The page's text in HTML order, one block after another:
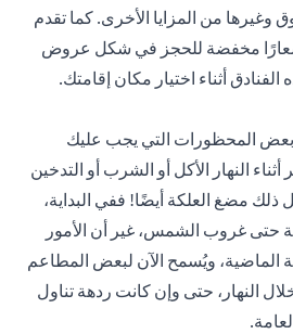
وغيرها من المزايا الأخرى. كما تقدم
أسعارًا مخفضة للحجز في شكل عروض
أثناء اختيار مكان إقامتك.
المحظورات التي يجب عليك
النهار الأكل أو الشرب أو التدخين
ذلك مضغ العلكة أيضًا! ففي البداية،
حتى غروب الشمس، غير أن الأمور
الماضية، ويُسمح الآن لبعض المطاعم
النهار، حتى وإن كانت ردهة تناول